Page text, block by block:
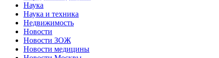
Наука
Наука и техника
Недвижимость
Новости
Новости ЗОЖ
Новости медицины